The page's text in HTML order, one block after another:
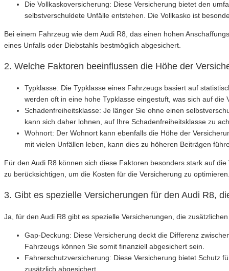
Die Vollkaskoversicherung: Diese Versicherung bietet den
selbstverschuldete Unfälle entstehen. Die Vollkasko ist
Bei einem Fahrzeug wie dem Audi R8, das einen hohen
eines Unfalls oder Diebstahls bestmöglich abgesichert.
2. Welche Faktoren beeinflussen die Höhe der
Typklasse: Die Typklasse eines Fahrzeugs basiert auf
werden oft in eine hohe Typklasse eingestuft, was sich auf die
Schadenfreiheitsklasse: Je länger Sie ohne einen
kann sich daher lohnen, auf Ihre Schadenfreiheitsklasse zu
Wohnort: Der Wohnort kann ebenfalls die Höhe der
mit vielen Unfällen leben, kann dies zu höheren Beiträgen
Für den Audi R8 können sich diese Faktoren besonders stark auf
zu berücksichtigen, um die Kosten für die Versicherung zu
3. Gibt es spezielle Versicherungen für den Audi R8,
Ja, für den Audi R8 gibt es spezielle Versicherungen, die
Gap-Deckung: Diese Versicherung deckt die Differenz
Fahrzeugs können Sie somit finanziell abgesichert sein.
Fahrerschutzversicherung: Diese Versicherung bietet Schutz
zusätzlich abgesichert.